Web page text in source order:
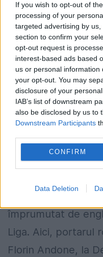
If you wish to opt-out of
processing of your
targeted advertising by
section to confirm your
opt-out request is
interest-based ads based
us or personal
your opt-out. You may
disclosure of your
IAB’s list of downstream
also be disclosed by us to
Downstream Participants
CONFIRM
Data Deletion
Pantilimon și-a
Românul a
„Schimbarea
mine! Am venit
Costel Pantilimon
împrumutat de
Liga. Aici, portarul
Florin Andone, la